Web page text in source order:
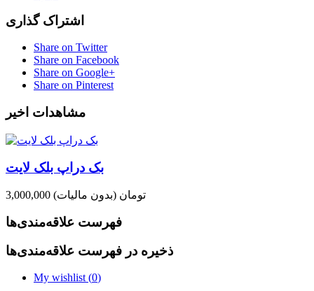
اشتراک گذاری
Share on Twitter
Share on Facebook
Share on Google+
Share on Pinterest
مشاهدات اخیر
بک دراپ بلک لایت
3,000,000 تومان (بدون مالیات)
فهرست علاقه‌مندی‌ها
ذخیره در فهرست علاقه‌مندی‌ها
My wishlist (0)